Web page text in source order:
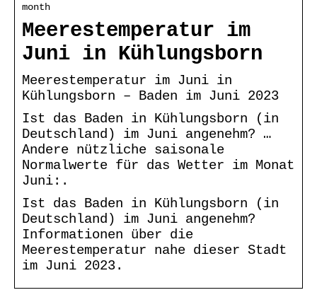
month
Meerestemperatur im
Juni in Kühlungsborn
Meerestemperatur im Juni in
Kühlungsborn – Baden im Juni 2023
Ist das Baden in Kühlungsborn (in
Deutschland) im Juni angenehm? …
Andere nützliche saisonale
Normalwerte für das Wetter im Monat
Juni:.
Ist das Baden in Kühlungsborn (in
Deutschland) im Juni angenehm?
Informationen über die
Meerestemperatur nahe dieser Stadt
im Juni 2023.